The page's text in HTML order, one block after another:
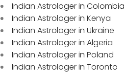
Indian Astrologer in Colombia
Indian Astrologer in Kenya
Indian Astrologer in Ukraine
Indian Astrologer in Algeria
Indian Astrologer in Poland
Indian Astrologer in Toronto